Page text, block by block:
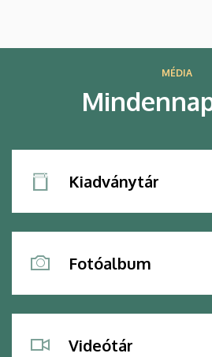
MÉDIA
Kiadványtár
Fotóalbum
Videótár